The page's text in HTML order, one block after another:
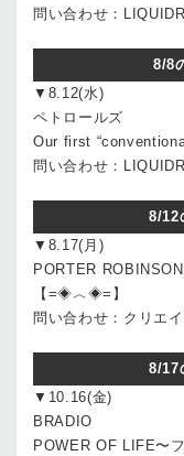
問い合わせ：
8/8
▼8.12(水)
ペトロールズ
Our first
問い合わせ：
8/12
▼8.17(月)
PORTER ROBINSON
【=◈︿◈=】
問い合わせ：クリエ
8/17
▼10.16(金)
BRADIO
POWER OF LIFE〜